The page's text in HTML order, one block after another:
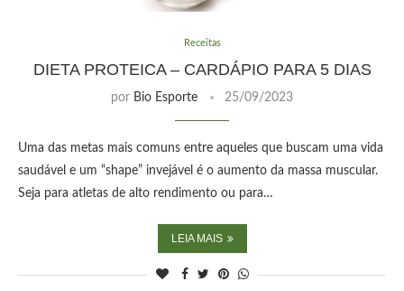
Receitas
DIETA PROTEICA – CARDÁPIO PARA 5 DIAS
por Bio Esporte 25/09/2023
Uma das metas mais comuns entre aqueles que buscam uma vida
saudável e um “shape” invejável é o aumento da massa muscular.
Seja para atletas de alto rendimento ou para…
LEIA MAIS